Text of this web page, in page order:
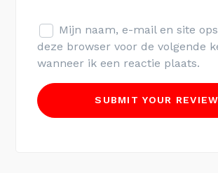
Mijn naam, e-mail en site
deze browser voor de volgende
wanneer ik een reactie plaats.